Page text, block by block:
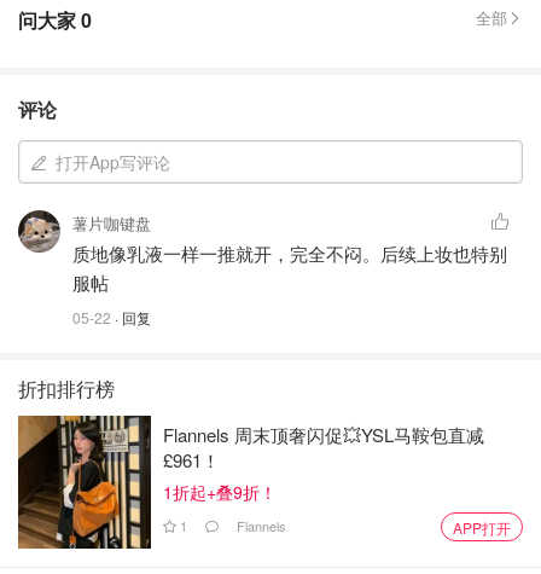
问大家0 全部
评论
打开App写评论
薯片咖键盘
质地像乳液一样一推就开，完全不闷。后续上妆也特别
服帖
05-22 · 回复
折扣排行榜
Flannels 周末顶奢闪促💥YSL马鞍包直减
£961！
1折起+叠9折！
1 Flannels APP打开